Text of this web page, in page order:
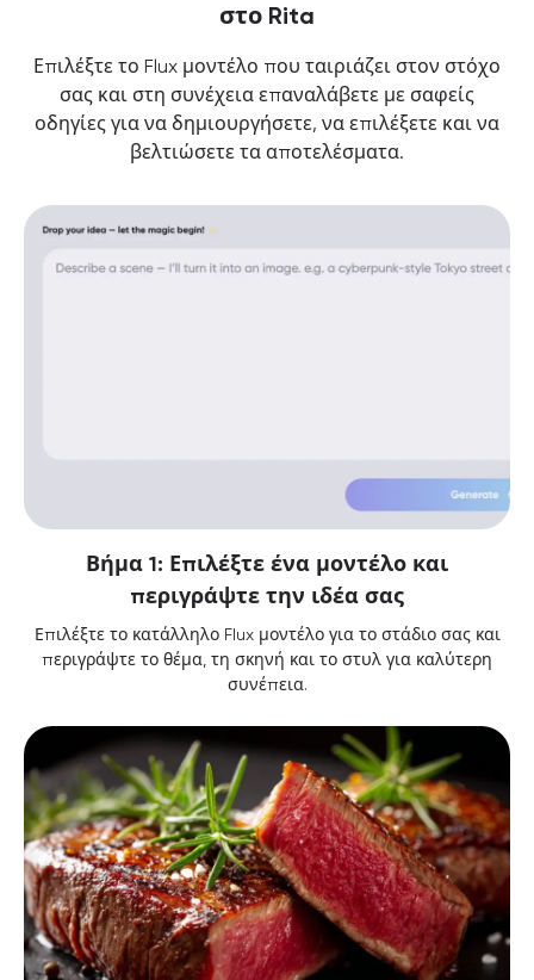
στο Rita
Επιλέξτε το Flux μοντέλο που ταιριάζει στον στόχο
σας και στη συνέχεια επαναλάβετε με σαφείς
οδηγίες για να δημιουργήσετε, να επιλέξετε και να
βελτιώσετε τα αποτελέσματα.
Βήμα 1: Επιλέξτε ένα μοντέλο και
περιγράψτε την ιδέα σας
Επιλέξτε το κατάλληλο Flux μοντέλο για το στάδιο σας και
περιγράψτε το θέμα, τη σκηνή και το στυλ για καλύτερη
συνέπεια.